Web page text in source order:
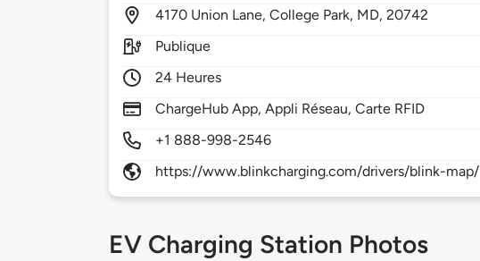
4170 Union Lane,College Park, MD,20742
Publique
24 Heures
ChargeHub App, Appli Réseau, Carte RFID
+1 888-998-2546
https://www.blinkcharging.com/drivers/blink-map/
EV Charging Station Photos